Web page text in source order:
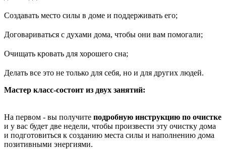
Создавать место силы в доме и поддерживать его;
Договариваться с духами дома, чтобы они вам помогали;
Очищать кровать для хорошего сна;
Делать все это не только для себя, но и для других людей.
Мастер класс-состоит из двух занятий:
На первом - вы получите подробную инструкцию по очистке
и у вас будет две недели, чтобы произвести эту очистку дома
и подготовиться к созданию места силы и наполнению дома
позитивными энергиями.